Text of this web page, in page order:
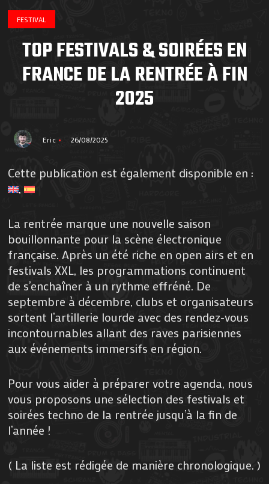
FESTIVAL
TOP FESTIVALS & SOIRÉES EN
FRANCE DE LA RENTRÉE À FIN
2025
Eric 26/08/2025
Cette publication est également disponible en :
La rentrée marque une nouvelle saison
bouillonnante pour la scène électronique
française. Après un été riche en open airs et en
festivals XXL, les programmations continuent
de s’enchaîner à un rythme effréné. De
septembre à décembre, clubs et organisateurs
sortent l’artillerie lourde avec des rendez-vous
incontournables allant des raves parisiennes
aux événements immersifs en région.
Pour vous aider à préparer votre agenda, nous
vous proposons une sélection des festivals et
soirées techno de la rentrée jusqu’à la fin de
l’année !
( La liste est rédigée de manière chronologique. )